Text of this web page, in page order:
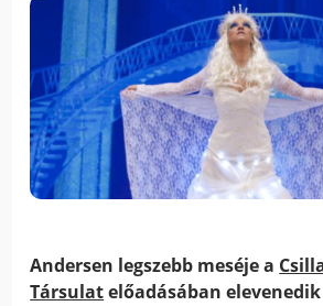
Andersen legszebb meséje a
Társulatelőadásában